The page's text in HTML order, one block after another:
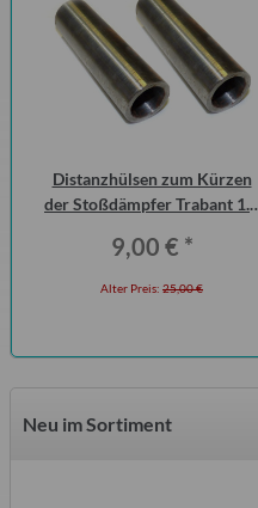
Distanzhülsen zum Kürzen
der Stoßdämpfer Trabant 1.1
9,00 € *
Alter Preis: 25,00 €
Neu im Sortiment